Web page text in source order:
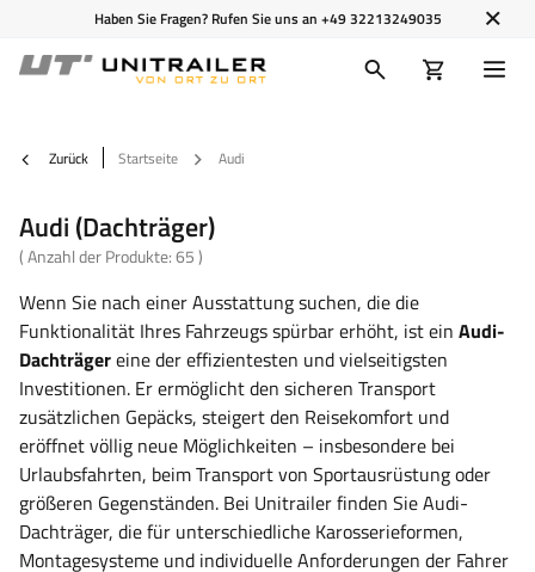
Haben Sie Fragen? Rufen Sie uns an +49 32213249035
Zurück Startseite Audi
Audi (Dachträger)
( Anzahl der Produkte:65)
Wenn Sie nach einer Ausstattung suchen, die die
Funktionalität Ihres Fahrzeugs spürbar erhöht, ist ein Audi-
Dachträgereine der effizientesten und vielseitigsten
Investitionen. Er ermöglicht den sicheren Transport
zusätzlichen Gepäcks, steigert den Reisekomfort und
eröffnet völlig neue Möglichkeiten – insbesondere bei
Urlaubsfahrten, beim Transport von Sportausrüstung oder
größeren Gegenständen. Bei Unitrailer finden Sie Audi-
Dachträger, die für unterschiedliche Karosserieformen,
Montagesysteme und individuelle Anforderungen der Fahrer